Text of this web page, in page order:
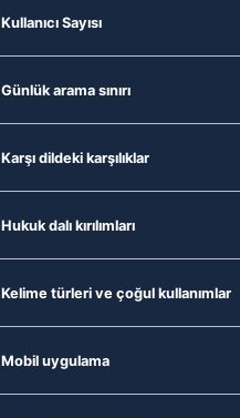
Kullanıcı Sayısı
Günlük arama sınırı
Karşı dildeki karşılıklar
Hukuk dalı kırılımları
Kelime türleri ve çoğul kullanımlar
Mobil uygulama